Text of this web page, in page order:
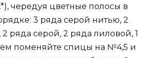
чередуя цветные полосы в
3 ряда серой нитью, 2
ряда серой, 2 ряда лиловой, 1
поменяйте спицы на №4,5 и